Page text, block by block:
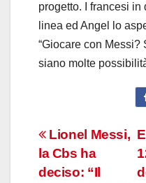
progetto. I francesi
linea ed Angel lo
“Giocare con Messi?
siano molte
articoli
Lionel Messi,
la Cbs ha
deciso: “Il